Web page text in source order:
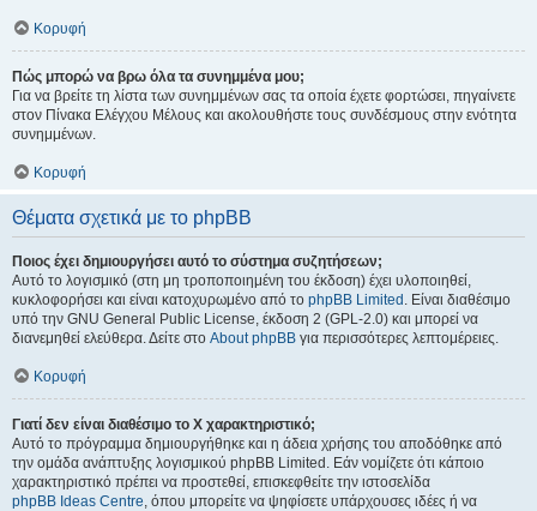
Κορυφή
Πώς μπορώ να βρω όλα τα συνημμένα μου;
Για να βρείτε τη λίστα των συνημμένων σας τα οποία έχετε φορτώσει, πηγαίνετε
στον Πίνακα Ελέγχου Μέλους και ακολουθήστε τους συνδέσμους στην ενότητα
συνημμένων.
Κορυφή
Θέματα σχετικά με το phpBB
Ποιος έχει δημιουργήσει αυτό το σύστημα συζητήσεων;
Αυτό το λογισμικό (στη μη τροποποιημένη του έκδοση) έχει υλοποιηθεί,
κυκλοφορήσει και είναι κατοχυρωμένο από το phpBB Limited . Είναι διαθέσιμο
υπό την GNU General Public License, έκδοση 2 (GPL-2.0) και μπορεί να
διανεμηθεί ελεύθερα. Δείτε στο About phpBB για περισσότερες λεπτομέρειες.
Κορυφή
Γιατί δεν είναι διαθέσιμο το Χ χαρακτηριστικό;
Αυτό το πρόγραμμα δημιουργήθηκε και η άδεια χρήσης του αποδόθηκε από
την ομάδα ανάπτυξης λογισμικού phpBB Limited. Εάν νομίζετε ότι κάποιο
χαρακτηριστικό πρέπει να προστεθεί, επισκεφθείτε την ιστοσελίδα
phpBB Ideas Centre, όπου μπορείτε να ψηφίσετε υπάρχουσες ιδέες ή να